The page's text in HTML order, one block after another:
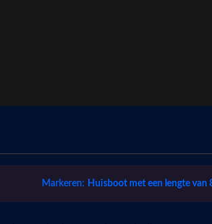
Markeren: Huisboot met een lengte van